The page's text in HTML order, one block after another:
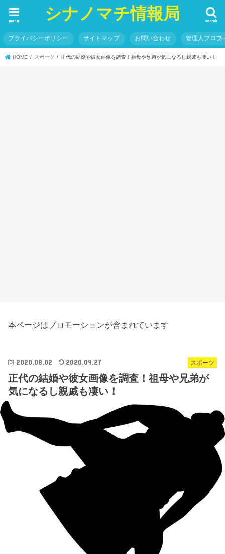
シナノマチ情報局 search
menu
プライバシーポリシー サイトマップ お問い合わせ 管理人プロフ
HOME スポーツ 正代の結婚や彼女画像を調査！祖母や兄弟が気になるし親戚も凄い！
本ページはプロモーションが含まれています
スポーツ
2020.08.02 2020.09.27
正代の結婚や彼女画像を調査！祖母や兄弟が
気になるし親戚も凄い！